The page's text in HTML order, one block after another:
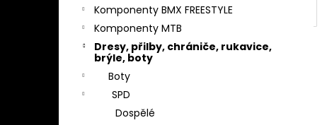
Komponenty BMX FREESTYLE
Komponenty MTB
Dresy, přilby, chrániče, rukavice,
brýle, boty
Boty
SPD
Dospělé